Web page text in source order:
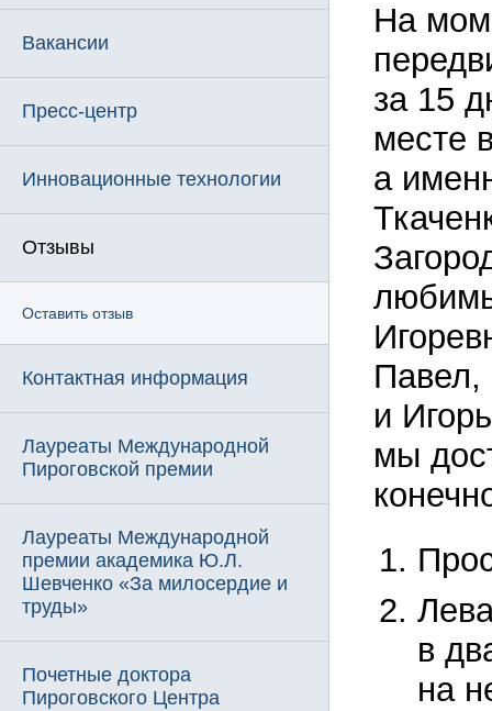
Вакансии
Пресс-центр
Инновационные технологии
Отзывы
Оставить отзыв
Контактная информация
Лауреаты Международной
Пироговской премии
Лауреаты Международной
премии академика Ю.Л.
Шевченко «За милосердие и
труды»
Почетные доктора
Пироговского Центра
На
за 15
месте
а
Павел,
и
мы
в
на